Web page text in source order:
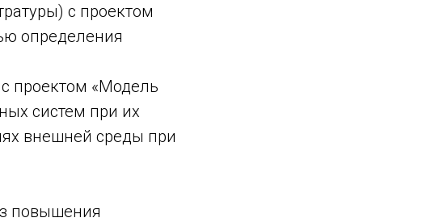
с проектом
определения
проектом «Модель
систем при их
внешней среды при
повышения